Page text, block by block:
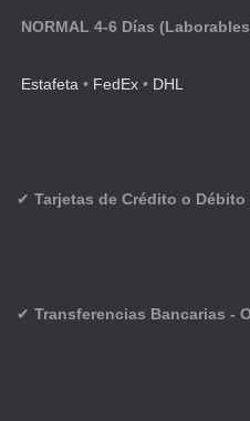
NORMAL 4-6 Días
Estafeta • FedEx • DHL
✔ Tarjetas de Crédito o Débito
✔ Transferencias Bancarias -